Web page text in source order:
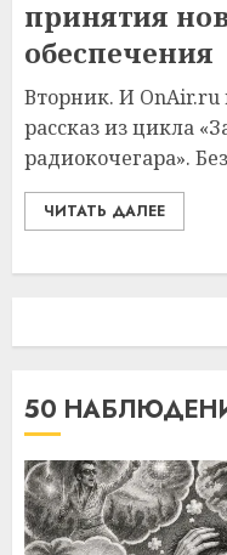
принятия
обеспечения
Вторник. И OnAir.ru
рассказ из цикла
радиокочегара».
ЧИТАТЬ ДАЛЕЕ
50